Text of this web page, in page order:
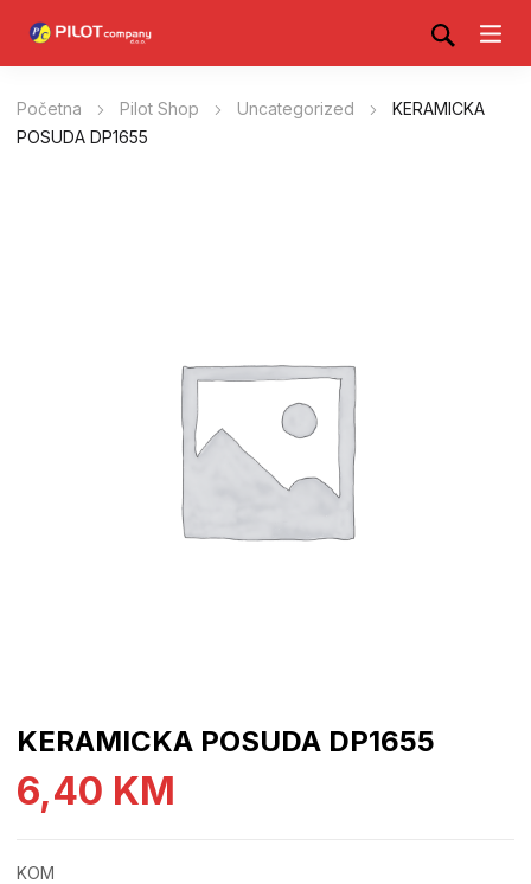
Početna Pilot Shop Uncategorized
KERAMICKA
POSUDA DP1655
KERAMICKA POSUDA DP1655
6,40 KM
KOM